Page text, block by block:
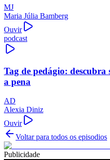
MJ
Maria Júlia Bamberg
Ouvir
podcast
Tag de pedágio: descubra
a pena
AD
Alexia Diniz
Ouvir
Voltar para todos os episodios
Publicidade